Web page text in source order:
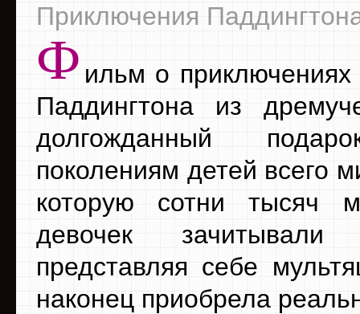
Приключения
Ф ильм о
Паддингтона из
долгожданный
поколениям детей всего
которую сотни тысяч
девочек
представляя себе
наконец приобрела